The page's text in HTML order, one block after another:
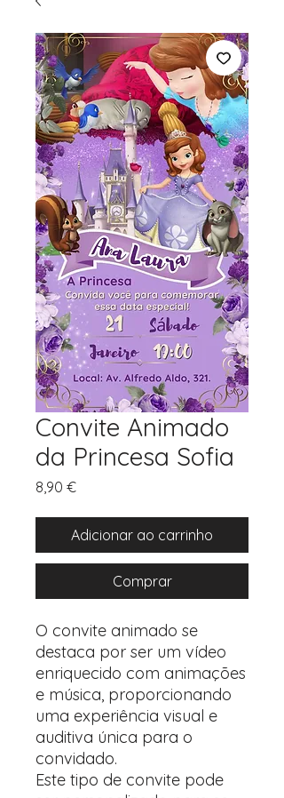
Convite Animado
da Princesa Sofia
8,90 €Preço
Adicionar ao carrinho
Comprar
O convite animado se
destaca por ser um vídeo
enriquecido com animações
e música, proporcionando
uma experiência visual e
auditiva única para o
convidado.
Este tipo de convite pode